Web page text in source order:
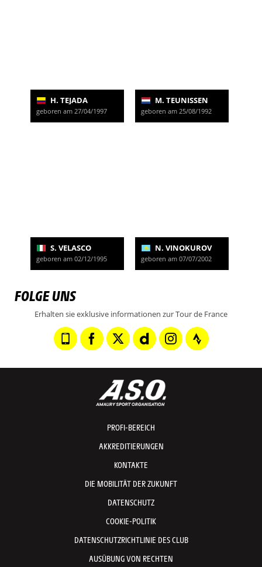
H. TEJADA
geboren am 27/04/1997
M. TEUNISSEN
geboren am 25/08/1992
S. VELASCO
geboren am 02/12/1995
N. VINOKUROV
geboren am 07/07/2002
FOLGE UNS
Erhalten sie exklusive informationen zur Tour de France
PROFI-BEREICH
AKKREDITIERUNGEN
KONTAKTE
DIE MOBILITÄT DER ZUKUNFT
DATENSCHUTZ
COOKIE-POLITIK
DATENSCHUTZRICHTLINIE DES CLUB
AUSÜBUNG VON RECHTEN